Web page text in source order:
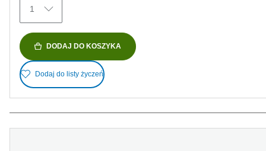
1
DODAJ DO KOSZYKA
Dodaj do listy życzeń